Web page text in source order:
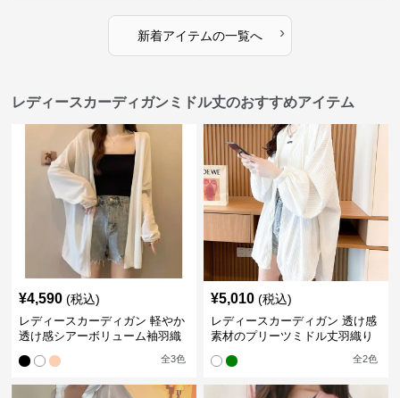
新着アイテムの一覧へ ›
レディースカーディガンミドル丈のおすすめアイテム
¥4,590 (税込)
レディースカーディガン 軽やか
透け感シアーボリューム袖羽織
全3色
¥5,010 (税込)
レディースカーディガン 透け感
素材のプリーツミドル丈羽織り
全2色